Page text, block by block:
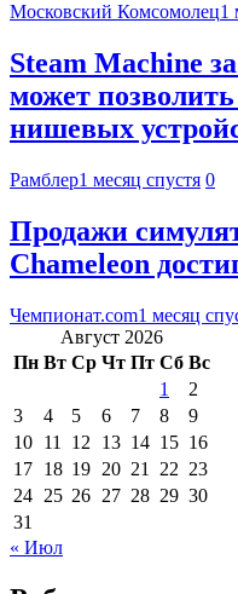
Московский Комсомолец1
Steam Machine
может
нишевых
Рамблер1 месяц спустя 0
Продажи
Chameleon
Чемпионат.com1 месяц
Август 2026
Пн Вт Ср Чт Пт Сб Вс
1
2
3
4 5 6 7 8
9
10 11 12 13 14 15 16
17 18 19 20 21 22 23
24 25 26 27 28 29 30
31
« Июл